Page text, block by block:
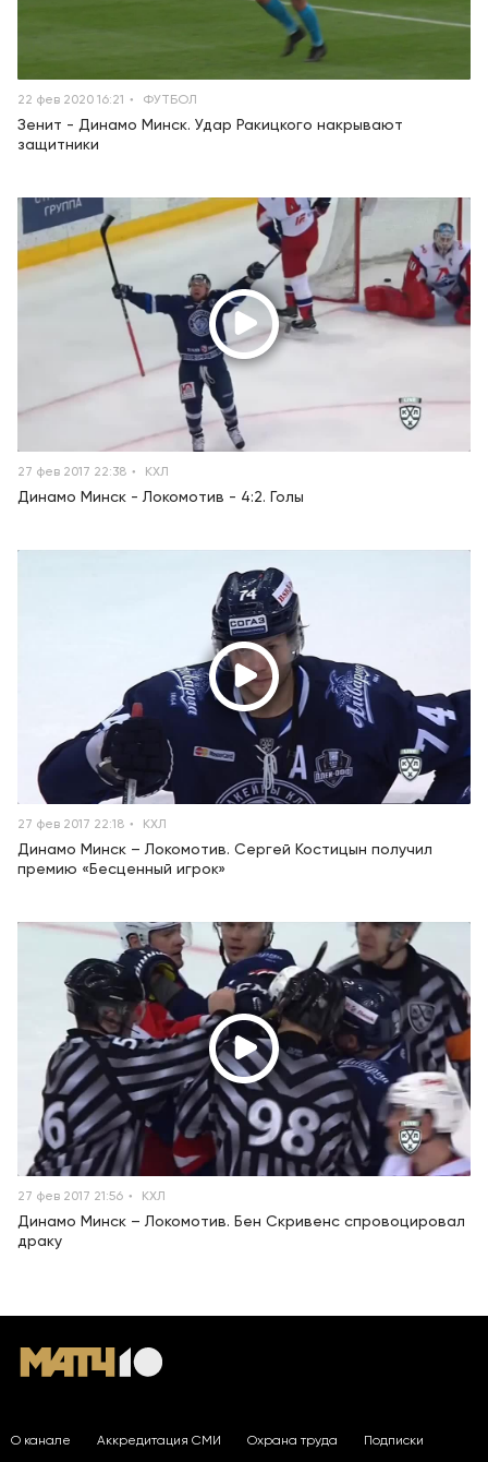
22 фев 2020 16:21 ФУТБОЛ
Зенит - Динамо Минск. Удар Ракицкого накрывают
защитники
27 фев 2017 22:38 КХЛ
Динамо Минск - Локомотив - 4:2. Голы
27 фев 2017 22:18 КХЛ
Динамо Минск – Локомотив. Сергей Костицын получил
премию «Бесценный игрок»
27 фев 2017 21:56 КХЛ
Динамо Минск – Локомотив. Бен Скривенс спровоцировал
драку
О канале Аккредитация СМИ Охрана труда Подписки